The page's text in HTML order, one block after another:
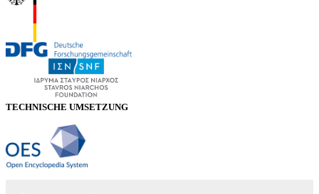
TECHNISCHE UMSETZUNG